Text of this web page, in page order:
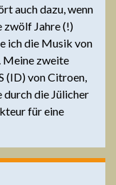
auch dazu, wenn
zwölf Jahre (!)
ich die Musik von
Meine zweite
(ID) von Citroen,
die Jülicher
für eine